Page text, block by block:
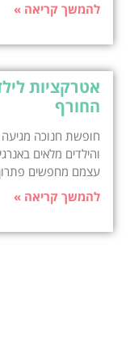
להמשך קריאה »
אטרקציות
החורף
חופשת חנוכה מגיעה
והילדים מלאים
עצמם מחפשים
להמשך קריאה »